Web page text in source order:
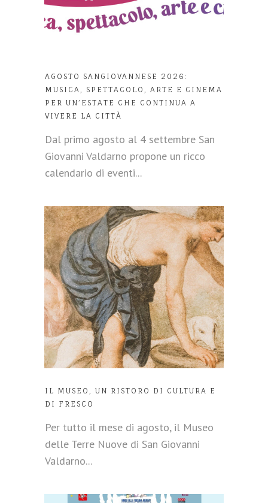
AGOSTO SANGIOVANNESE 2026:
MUSICA, SPETTACOLO, ARTE E CINEMA
PER UN’ESTATE CHE CONTINUA A
VIVERE LA CITTÀ
Dal primo agosto al 4 settembre San
Giovanni Valdarno propone un ricco
calendario di eventi...
IL MUSEO, UN RISTORO DI CULTURA E
DI FRESCO
Per tutto il mese di agosto, il Museo
delle Terre Nuove di San Giovanni
Valdarno...